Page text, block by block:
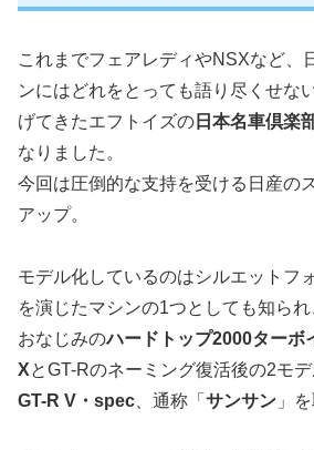
これまでフェアレディやNSXなど、
ンにはどれをとっても語り尽くせな
げてきたエフトイズの 日本名車倶楽
なりました。
今回は圧倒的な支持を受ける日産の
アップ。
モデル化しているのはシルエットフ
を演じたマシンの1つとしても知られ
おなじみのハードトップ2000ターボ
XとGT-Rのネーミング復活後の2モ
GT-R V・spec、通称「 サンサン 」